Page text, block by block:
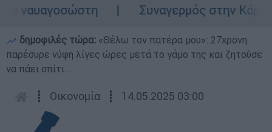
ναυαγοσώστη
Συναγερμός στην
δημοφιλές τώρα: «Θέλω τον πατέρα μου»: 27χρονη
παρέσυρε νύφη λίγες ώρες μετά το γάμο της και ζητούσε
να πάει σπίτι...
┋ Οικονομία ┋ 14.05.2025 03:00